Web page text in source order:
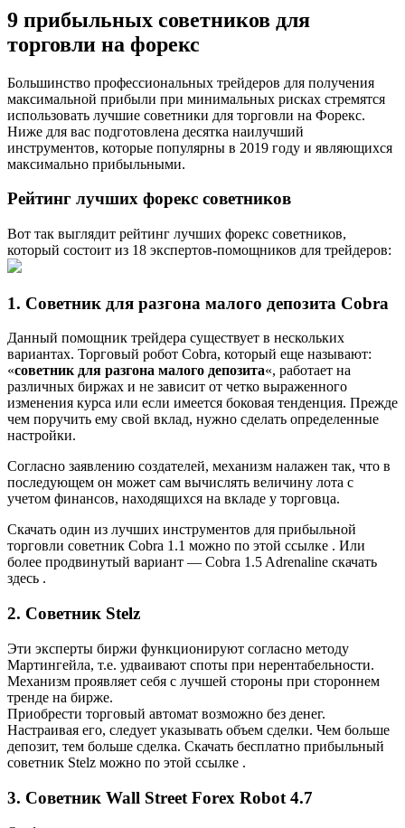
9 прибыльных советников для
торговли на форекс
Большинство профессиональных трейдеров для получения
максимальной прибыли при минимальных рисках стремятся
использовать лучшие советники для торговли на Форекс.
Ниже для вас подготовлена десятка наилучший
инструментов, которые популярны в 2019 году и являющихся
максимально прибыльными.
Рейтинг лучших форекс советников
Вот так выглядит рейтинг лучших форекс советников,
который состоит из 18 экспертов-помощников для трейдеров:
1. Советник для разгона малого депозита Cobra
Данный помощник трейдера существует в нескольких
вариантах. Торговый робот Cobra, который еще называют:
«советник для разгона малого депозита«, работает на
различных биржах и не зависит от четко выраженного
изменения курса или если имеется боковая тенденция. Прежде
чем поручить ему свой вклад, нужно сделать определенные
настройки.
Согласно заявлению создателей, механизм налажен так, что в
последующем он может сам вычислять величину лота с
учетом финансов, находящихся на вкладе у торговца.
Скачать один из лучших инструментов для прибыльной
торговли советник Cobra 1.1 можно по этой ссылке . Или
более продвинутый вариант — Cobra 1.5 Adrenaline скачать
здесь .
2. Советник Stelz
Эти эксперты биржи функционируют согласно методу
Мартингейла, т.е. удваивают споты при нерентабельности.
Механизм проявляет себя с лучшей стороны при стороннем
тренде на бирже.
Приобрести торговый автомат возможно без денег.
Настраивая его, следует указывать объем сделки. Чем больше
депозит, тем больше сделка. Скачать бесплатно прибыльный
советник Stelz можно по этой ссылке .
3. Советник Wall Street Forex Robot 4.7